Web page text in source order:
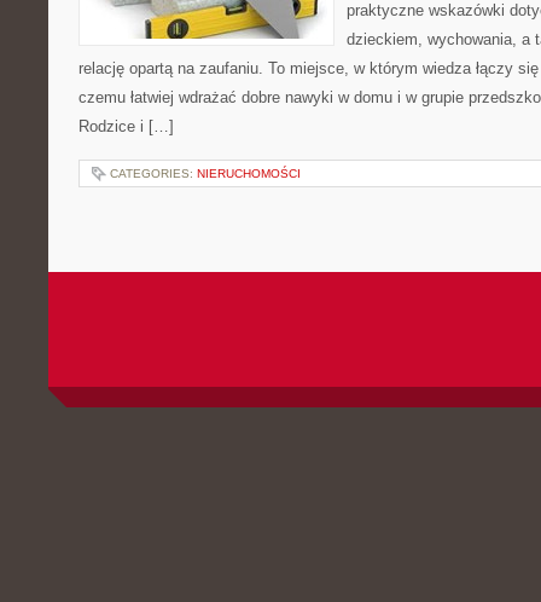
praktyczne wskazówki
dzieckiem, wychowania, a
relację opartą na zaufaniu. To miejsce, w którym wiedza łączy
czemu łatwiej wdrażać dobre nawyki w domu i w grupie
Rodzice i […]
CATEGORIES: NIERUCHOMOŚCI